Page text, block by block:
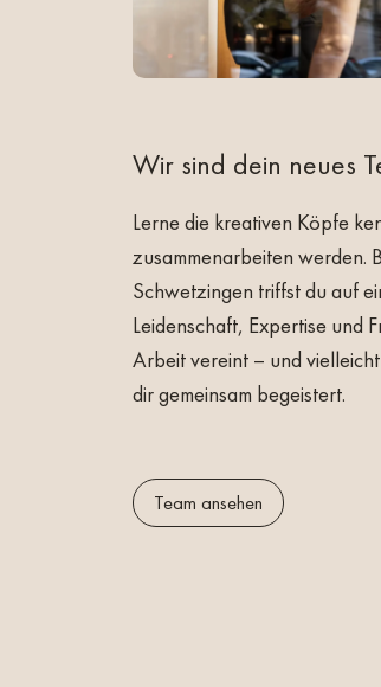
Du arbeitest gerne mit
Du hast einen guten Haupt-,
Haben wir Dein Interesse
auf unserem Facebook und
vollständigen
bring sie gerne auch
Wir freuen uns auf Dich!
Wir sind dein neues
Lerne die kreativen Köpfe
zusammenarbeiten werden.
Schwetzingen triffst du auf
Leidenschaft, Expertise und
Arbeit vereint – und
dir gemeinsam begeistert.
Team ansehen